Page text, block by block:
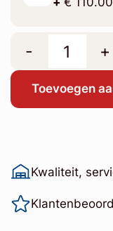
- +
Toevoegen
Kwaliteit,